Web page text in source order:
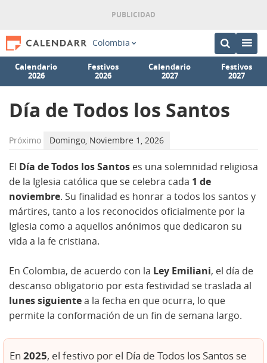
Colombia
Calendario
2026
Festivos
2026
Calendario
2027
Festivos
2027
Día de Todos los Santos
Próximo Domingo, Noviembre 1, 2026
El Día de Todos los Santos es una solemnidad religiosa
de la Iglesia católica que se celebra cada 1 de
noviembre. Su finalidad es honrar a todos los santos y
mártires, tanto a los reconocidos oficialmente por la
Iglesia como a aquellos anónimos que dedicaron su
vida a la fe cristiana.
En Colombia, de acuerdo con la Ley Emiliani, el día de
descanso obligatorio por esta festividad se traslada al
lunes siguientea la fecha en que ocurra, lo que
permite la conformación de un fin de semana largo.
En 2025, el festivo por el Día de Todos los Santos se